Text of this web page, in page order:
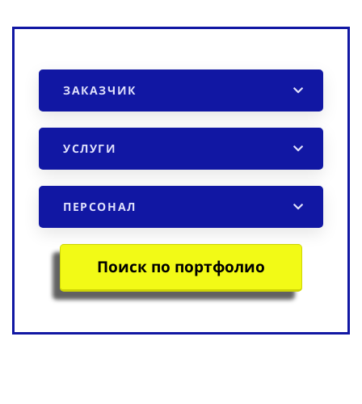
ЗАКАЗЧИК
УСЛУГИ
ПЕРСОНАЛ
Поиск по портфолио